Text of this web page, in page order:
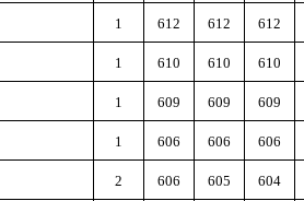
1 612 612 612
1 610 610 610
1 609 609 609
1 606 606 606
2 606 605 604